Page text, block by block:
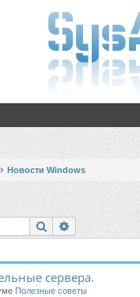
Новости Windows
Поиск
сервера.
Полезные советы